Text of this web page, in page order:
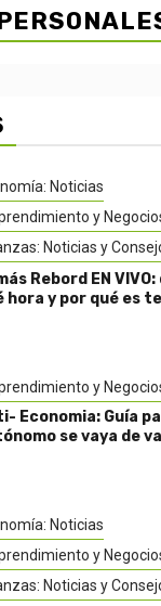
Noticias
y
Noticias y
Rebord EN
hora y por qué es
y
Economia: Guía
se vaya de
Noticias
y
Noticias y